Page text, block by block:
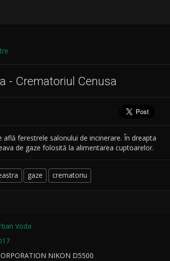
- Crematoriul Cenusa
află ferestrele salonului de incinerare. În dreapta
de gaze folosită la alimentarea cuptoarelor.
gaze crematoriu
Voda
NIKON D5500